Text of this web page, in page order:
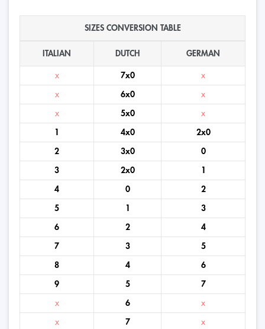
SIZES CONVERSION TABLE
ITALIAN DUTCH GERMAN
x 7x0 x
x 6x0 x
x 5x0 x
1 4x0 2x0
2 3x0 0
3 2x0 1
4 0 2
5 1 3
6 2 4
7 3 5
8 4 6
9 5 7
x 6 x
x 7 x